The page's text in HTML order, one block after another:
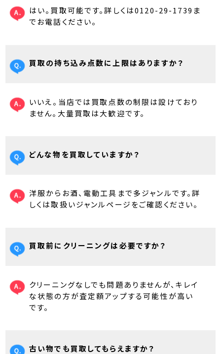
はい。買取可能です。詳しくは0120-29-1739ま
でお電話ください。
買取の持ち込み点数に上限はありますか？
いいえ。当店では買取点数の制限は設けており
ません。大量買取は大歓迎です。
どんな物を買取していますか？
洋服からお酒、電動工具まで多ジャンルです。詳
しくは取扱いジャンルページをご確認ください。
買取前にクリーニングは必要ですか？
クリーニングなしでも問題ありませんが、キレイ
な状態の方が査定額アップする可能性が高い
です。
古い物でも買取してもらえますか？